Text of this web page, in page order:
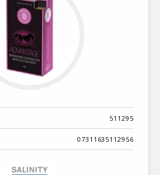
511295
07311635112956